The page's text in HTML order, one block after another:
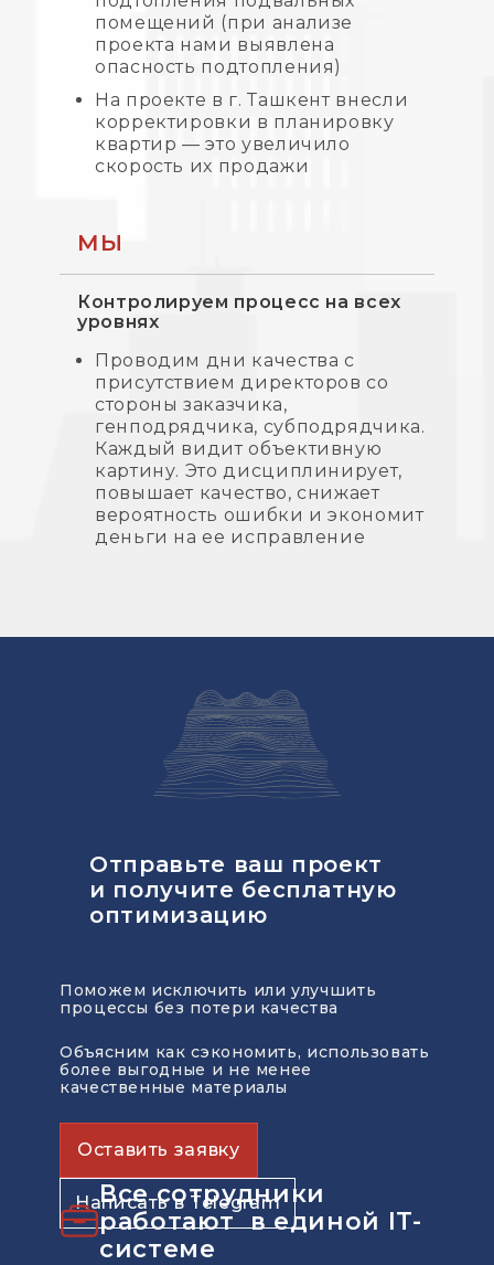
помещений (при анализе
проекта нами выявлена
опасность подтопления)
На проекте в г. Ташкент внесли
корректировки в планировку
квартир — это увеличило
скорость их продажи
МЫ
Контролируем процесс на всех
уровнях
Проводим дни качества с
присутствием директоров со
стороны заказчика,
генподрядчика, субподрядчика.
Каждый видит объективную
картину. Это дисциплинирует,
повышает качество, снижает
вероятность ошибки и экономит
деньги на ее исправление
Отправьте ваш проект
и получите бесплатную
оптимизацию
Поможем исключить или улучшить
процессы без потери качества
Объясним как сэкономить, использовать
более выгодные и не менее
качественные материалы
Оставить заявку
Написать в Telegram
Все сотрудники
работают в единой IT-
системе